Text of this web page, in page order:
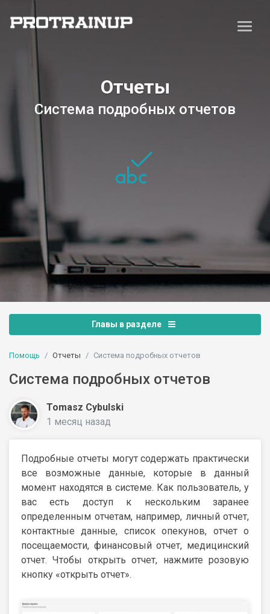
Отчеты
Система подробных отчетов
Главы в разделе
Помощь Отчеты Система подробных отчетов
Система подробных отчетов
Tomasz Cybulski
1 месяц назад
Подробные отчеты могут содержать практически
все возможные данные, которые в данный
момент находятся в системе. Как пользователь, у
вас есть доступ к нескольким заранее
определенным отчетам, например, личный отчет,
контактные данные, список опекунов, отчет о
посещаемости, финансовый отчет, медицинский
отчет. Чтобы открыть отчет, нажмите розовую
кнопку «открыть отчет».